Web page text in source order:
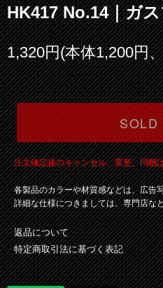
HK417 No.14｜ガ
1,320円(本体1,200円
SOLD
注文確定後のキャンセル、変更、同梱
各製品のカラーや材質感などは、広告
詳細な仕様につきましては、専門店な
返品について
特定商取引法に基づく表記